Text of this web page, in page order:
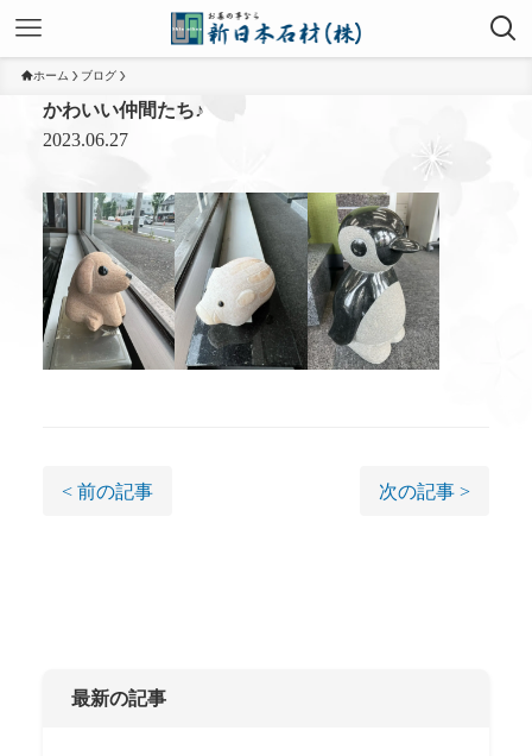
ホーム ブログ
かわいい仲間たち♪
2023.06.27
< 前の記事 次の記事 >
最新の記事